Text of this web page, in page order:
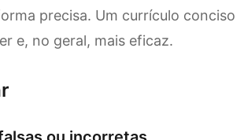
precisa. Um currículo conciso
e, no geral, mais eficaz.